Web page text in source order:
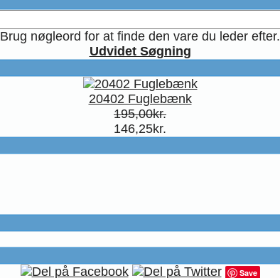
Brug nøgleord for at finde den vare du leder efter.
Udvidet Søgning
20402 Fuglebænk
195,00kr.
146,25kr.
Save